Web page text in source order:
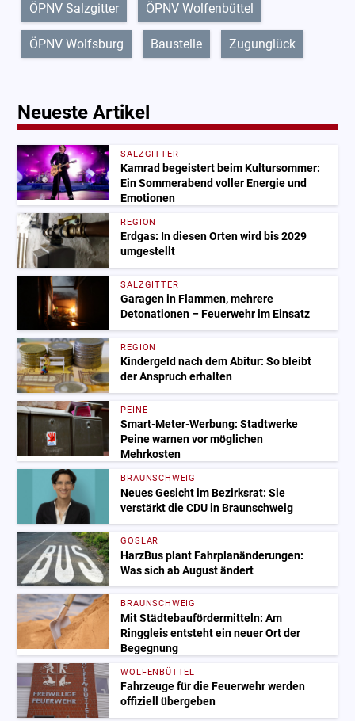
ÖPNV Salzgitter ÖPNV Wolfenbüttel
ÖPNV Wolfsburg Baustelle Zugunglück
Neueste Artikel
SALZGITTER
Kamrad begeistert beim Kultursommer:
Ein Sommerabend voller Energie und
Emotionen
REGION
Erdgas: In diesen Orten wird bis 2029
umgestellt
SALZGITTER
Garagen in Flammen, mehrere
Detonationen – Feuerwehr im Einsatz
REGION
Kindergeld nach dem Abitur: So bleibt
der Anspruch erhalten
PEINE
Smart-Meter-Werbung: Stadtwerke
Peine warnen vor möglichen
Mehrkosten
BRAUNSCHWEIG
Neues Gesicht im Bezirksrat: Sie
verstärkt die CDU in Braunschweig
GOSLAR
HarzBus plant Fahrplanänderungen:
Was sich ab August ändert
BRAUNSCHWEIG
Mit Städtebaufördermitteln: Am
Ringgleis entsteht ein neuer Ort der
Begegnung
WOLFENBÜTTEL
Fahrzeuge für die Feuerwehr werden
offiziell übergeben